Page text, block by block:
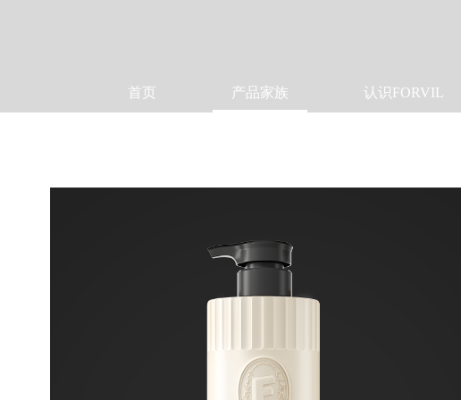
首页 产品家族 认识FORVIL